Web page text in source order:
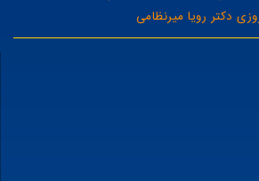
دکتر رویا میرنظامی